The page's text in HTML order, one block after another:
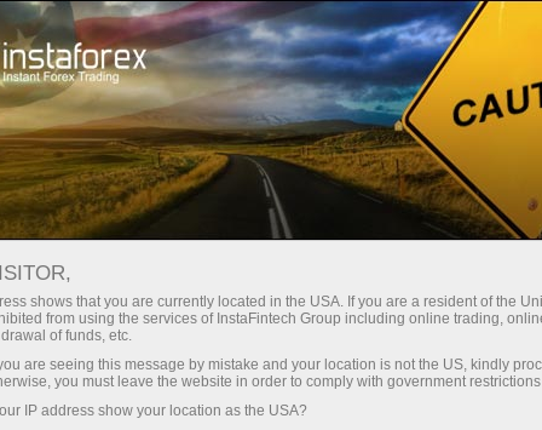
สำหรับเทรดเดอร์ เงื่อนไขการเทรด โฮสติ้ง VPS
โฮสติ้ง Forex VPS -
เซิร์ฟเวอร์เทรดที่รวดเร็ว
และเสถียร
shows that you are currently located in the USA. If you are a resident of the
from using the services of InstaFintech Group including online trading,
of funds, etc.
are seeing this message by mistake and your location is not the US, kindly
you must leave the website in order to comply with government
IP address show your location as the USA?